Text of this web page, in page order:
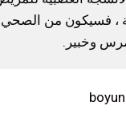
، فسيكون من الصحي
وخبير.